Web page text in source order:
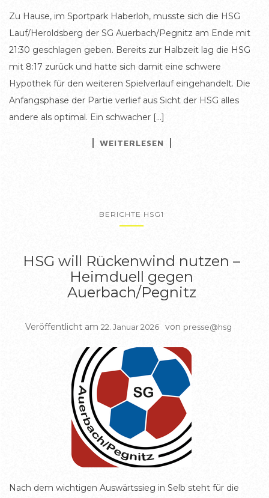
Zu Hause, im Sportpark Haberloh, musste sich die HSG
Lauf/Heroldsberg der SG Auerbach/Pegnitz am Ende mit
21:30 geschlagen geben. Bereits zur Halbzeit lag die HSG
mit 8:17 zurück und hatte sich damit eine schwere
Hypothek für den weiteren Spielverlauf eingehandelt. Die
Anfangsphase der Partie verlief aus Sicht der HSG alles
andere als optimal. Ein schwacher […]
WEITERLESEN
BERICHTE HSG1
HSG will Rückenwind nutzen –
Heimduell gegen
Auerbach/Pegnitz
Veröffentlicht am 22. Januar 2026 von presse@hsg
Nach dem wichtigen Auswärtssieg in Selb steht für die